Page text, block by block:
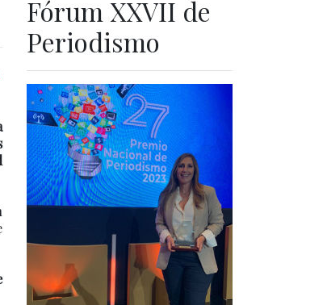
Fórum XXVII de
Periodismo